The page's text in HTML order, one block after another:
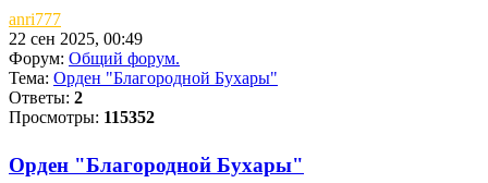
anri777
22 сен 2025, 00:49
Форум: Общий форум.
Тема: Орден "Благородной Бухары"
Ответы: 2
Просмотры: 115352
Орден "Благородной Бухары"